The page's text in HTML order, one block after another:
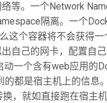
等。一个Network
隔离。一个
这个容器将不会获得
自己的网卡，配置自
动一个含有web应用的
都是宿主机上的信息
换，就如直接跑在宿主